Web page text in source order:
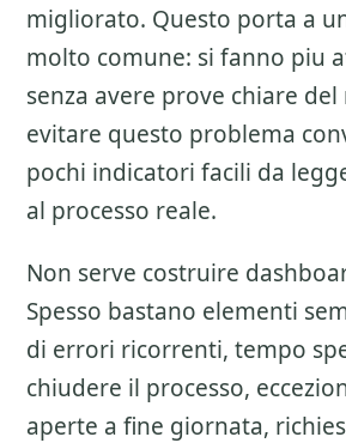
migliorato. Questo porta a
molto comune: si fanno piu
senza avere prove chiare
evitare questo problema
pochi indicatori facili da
al processo reale.
Non serve costruire
Spesso bastano elementi
di errori ricorrenti, tempo
chiudere il processo,
aperte a fine giornata,